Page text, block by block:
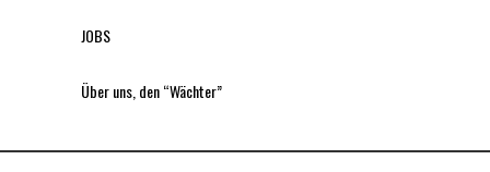
JOBS
Über uns, den “Wächter”